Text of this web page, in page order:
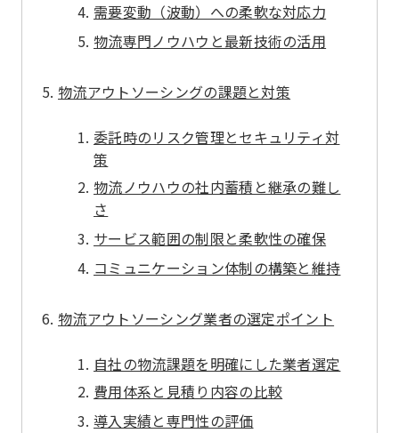
需要変動（波動）への柔軟な対応力
物流専門ノウハウと最新技術の活用
物流アウトソーシングの課題と対策
委託時のリスク管理とセキュリティ対
策
物流ノウハウの社内蓄積と継承の難し
さ
サービス範囲の制限と柔軟性の確保
コミュニケーション体制の構築と維持
物流アウトソーシング業者の選定ポイント
自社の物流課題を明確にした業者選定
費用体系と見積り内容の比較
導入実績と専門性の評価